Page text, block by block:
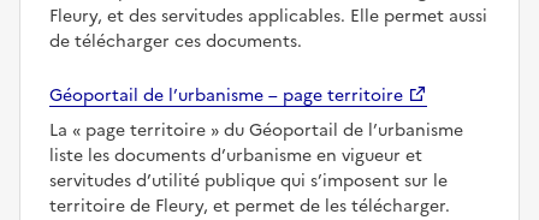
Fleury, et des servitudes applicables. Elle permet aussi
de télécharger ces documents.
Géoportail de l’urbanisme – page territoire
La
page territoire
du Géoportail de l’urbanisme
liste les documents d’urbanisme en vigueur et
servitudes d’utilité publique qui s’imposent sur le
territoire de Fleury, et permet de les télécharger.